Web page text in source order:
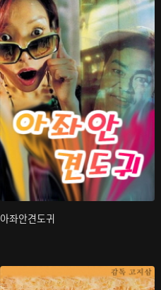
아좌안견도귀